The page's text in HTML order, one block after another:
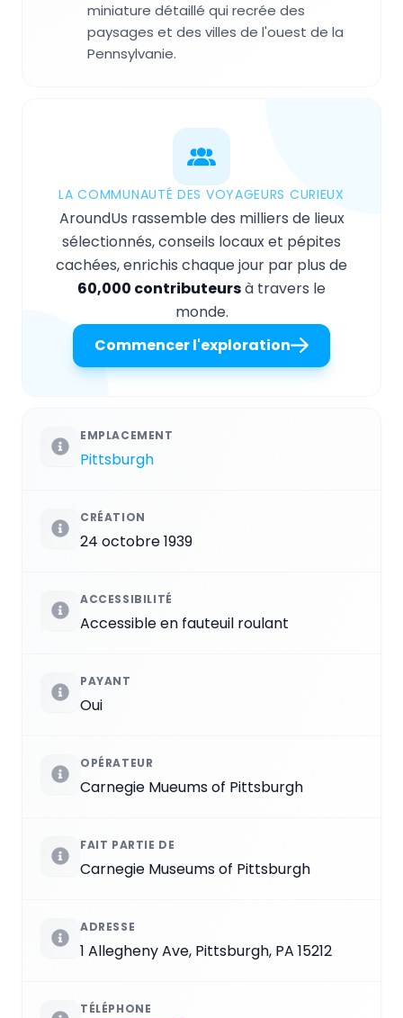
miniature détaillé qui recrée des
paysages et des villes de l'ouest de la
Pennsylvanie.
LA COMMUNAUTÉ DES VOYAGEURS CURIEUX
AroundUs rassemble des milliers de lieux
sélectionnés, conseils locaux et pépites
cachées, enrichis chaque jour par plus de
60,000 contributeursà travers le
monde.
Commencer l'exploration
EMPLACEMENT
Pittsburgh
CRÉATION
24 octobre 1939
ACCESSIBILITÉ
Accessible en fauteuil roulant
PAYANT
Oui
OPÉRATEUR
Carnegie Mueums of Pittsburgh
FAIT PARTIE DE
Carnegie Museums of Pittsburgh
ADRESSE
1 Allegheny Ave, Pittsburgh, PA 15212
TÉLÉPHONE